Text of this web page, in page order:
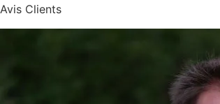
Avis Clients